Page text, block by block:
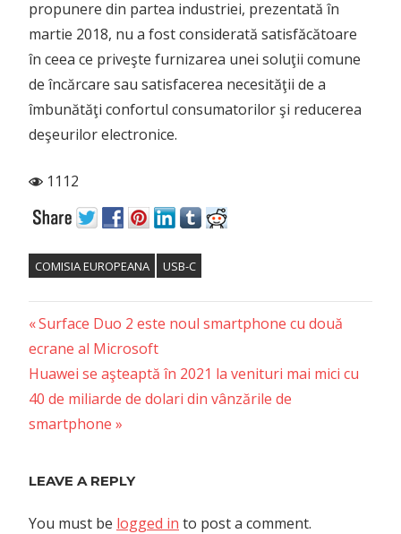
propunere din partea industriei, prezentată în
martie 2018, nu a fost considerată satisfăcătoare
în ceea ce priveşte furnizarea unei soluţii comune
de încărcare sau satisfacerea necesităţii de a
îmbunătăţi confortul consumatorilor şi reducerea
deşeurilor electronice.
1112
COMISIA EUROPEANA USB-C
Post
navigation
Previous
Post:
Surface Duo 2 este noul smartphone cu două
ecrane al Microsoft
Next
Post:
Huawei se aşteaptă în 2021 la venituri mai mici cu
40 de miliarde de dolari din vânzările de
smartphone
LEAVE A REPLY
You must be logged in to post a comment.